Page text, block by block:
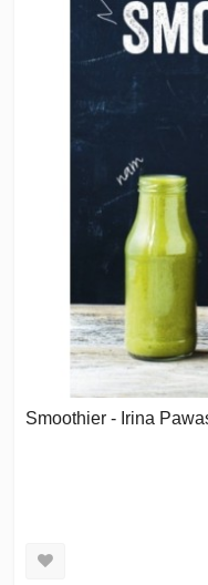
Smoothier - Irina